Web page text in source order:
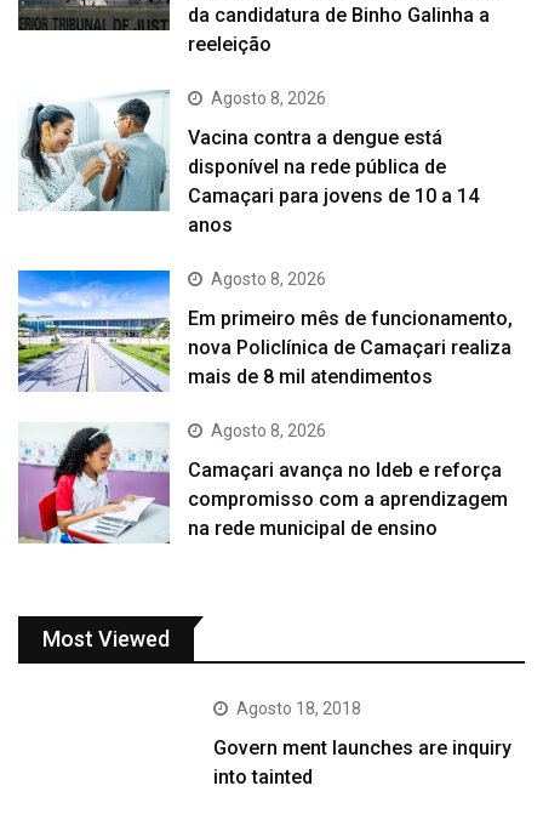
da candidatura de Binho Galinha a
reeleição
Agosto 8, 2026
Vacina contra a dengue está
disponível na rede pública de
Camaçari para jovens de 10 a 14
anos
Agosto 8, 2026
Em primeiro mês de funcionamento,
nova Policlínica de Camaçari realiza
mais de 8 mil atendimentos
Agosto 8, 2026
Camaçari avança no Ideb e reforça
compromisso com a aprendizagem
na rede municipal de ensino
Most Viewed
Agosto 18, 2018
Govern ment launches are inquiry
into tainted